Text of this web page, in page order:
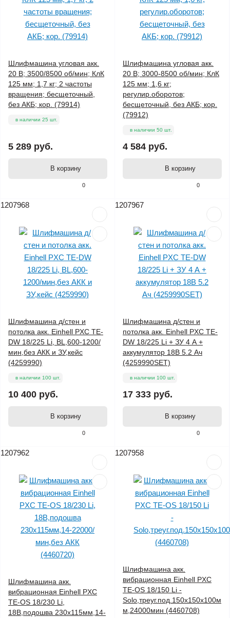
0
Шлифмашина угловая акк.
20 В; 3500/8500 об/мин; КлК
125 мм; 1,7 кг; 2 частоты
вращения; бесщеточный,
без АКБ; кор. (79914)
в наличии 25 шт.
5 289 руб.
В корзину
0
Шлифмашина угловая акк.
20 В; 3000-8500 об/мин; КлК
125 мм; 1,6 кг;
регулир.оборотов;
бесщеточный, без АКБ; кор.
(79912)
в наличии 50 шт.
4 584 руб.
В корзину
1207968
0
Шлифмашина д/стен и
потолка акк. Einhell PXC TE-
DW 18/225 Li, BL,600-1200/
мин,без АКК и ЗУ,кейс
(4259990)
в наличии 100 шт.
10 400 руб.
В корзину
1207967
0
Шлифмашина д/стен и
потолка акк. Einhell PXC TE-
DW 18/225 Li + ЗУ 4 А +
аккумулятор 18В 5.2 Ач
(4259990SET)
в наличии 100 шт.
17 333 руб.
В корзину
1207962
Шлифмашина акк.
вибрационная Einhell PXC
TE-OS 18/230 Li,
18В,подошва 230х115мм,14-
1207958
Шлифмашина акк.
вибрационная Einhell PXC
TE-OS 18/150 Li -
Solo,треуг.под.150х150х100м
м,24000мин (4460708)